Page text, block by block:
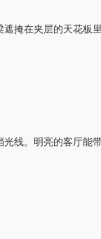
掩在夹层的天花板里
线。明亮的客厅能